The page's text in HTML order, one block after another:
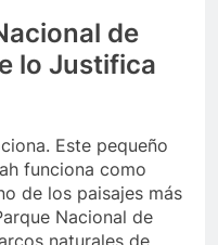
de
lo Justifica
Este pequeño
funciona como
de los paisajes más
Nacional de
naturales de